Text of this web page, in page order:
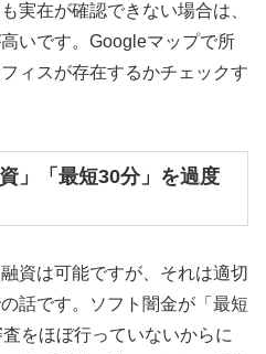
実在が確認できない場合は、
いです。Googleマップで所
ィスが存在するかチェックす
」「最短30分」を過度
資は可能ですが、それは適切
話です。ソフト闇金が「最短
をほぼ行っていないからに